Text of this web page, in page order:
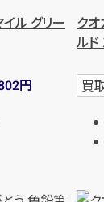
ル グリー
円
ク
ル
買